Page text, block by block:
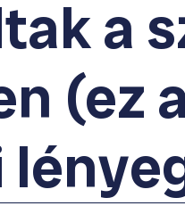
a
(ez